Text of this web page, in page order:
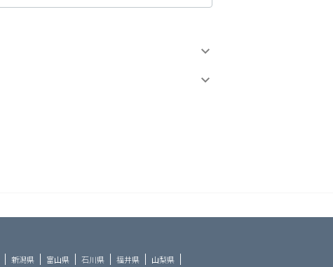
新潟県 富山県 石川県 福井県 山梨県